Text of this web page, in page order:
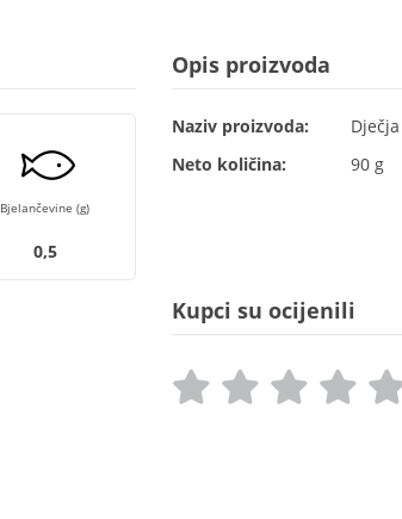
Bjelančevine (g)
0,5
Opis proizvoda
Naziv proizvoda:
Neto količina:
90 g
Kupci su ocijenili